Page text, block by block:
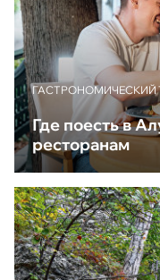
ГАСТРОНОМИЧЕСКИЙ
Где поесть в
ресторанам